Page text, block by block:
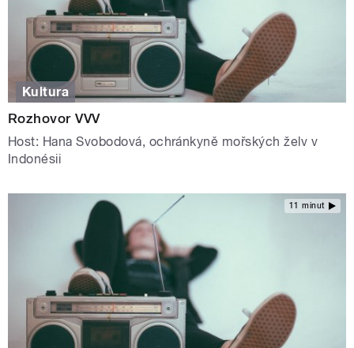
Kultura
Rozhovor VVV
Host: Hana Svobodová, ochránkyně mořských želv v
Indonésii
11 minut